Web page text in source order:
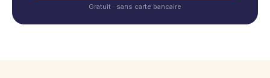
Gratuit · sans carte bancaire